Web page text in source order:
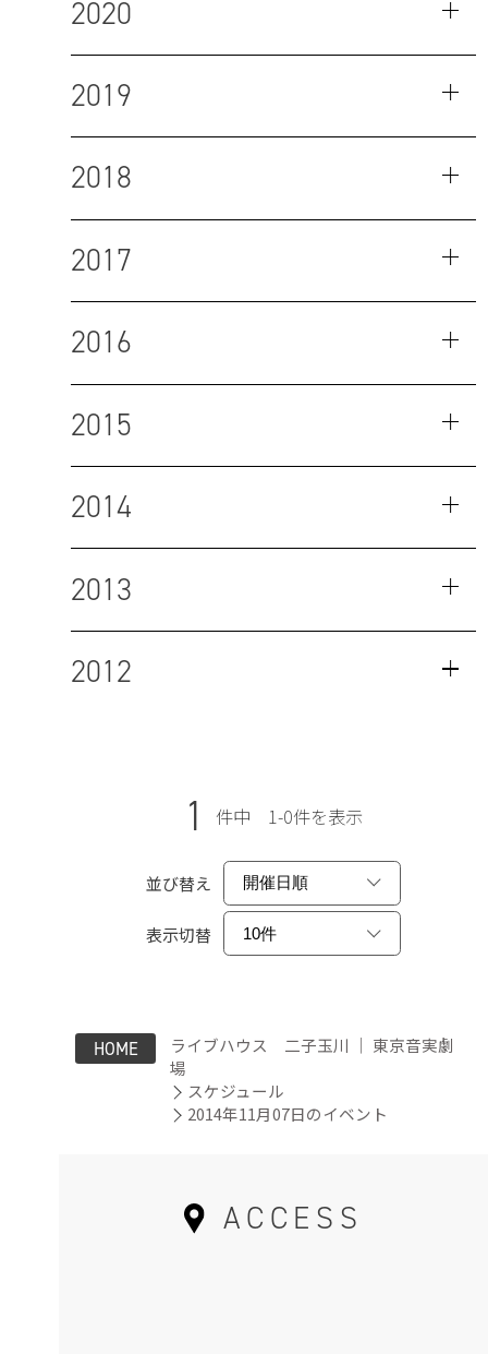
2020
2019
2018
2017
2016
2015
2014
2013
2012
1 件中 1-0件を表示
並び替え
表示切替
HOME
ライブハウス 二子玉川 ｜ 東京音実劇
場
スケジュール
2014年11月07日のイベント
ACCESS